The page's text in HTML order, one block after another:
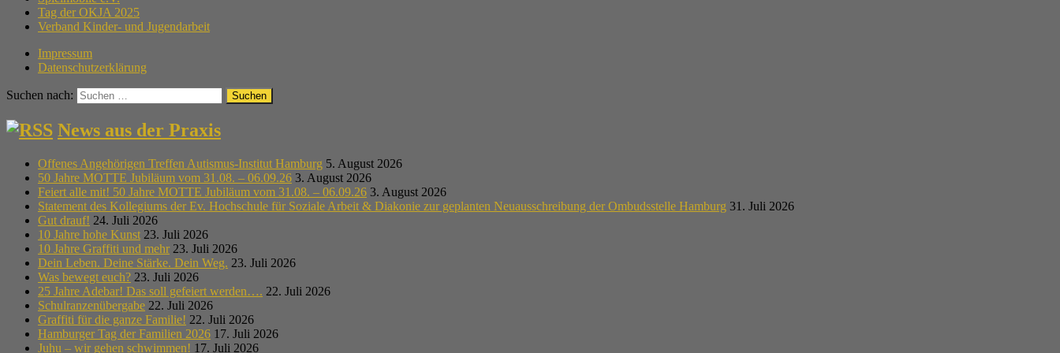
Tag der OKJA 2025
Verband Kinder- und Jugendarbeit
Impressum
Datenschutzerklärung
Suchen nach:
News aus der Praxis
Offenes Angehörigen Treffen Autismus-Institut Hamburg 5. August 2026
50 Jahre MOTTE Jubiläum vom 31.08. – 06.09.26 3. August 2026
Feiert alle mit! 50 Jahre MOTTE Jubiläum vom 31.08. – 06.09.26 3. August 2026
Statement des Kollegiums der Ev. Hochschule für Soziale Arbeit & Diakonie zur geplanten Neuausschreibung der Ombudsstelle Hamburg 31. Juli 2026
Gut drauf! 24. Juli 2026
10 Jahre hohe Kunst 23. Juli 2026
10 Jahre Graffiti und mehr 23. Juli 2026
Dein Leben. Deine Stärke. Dein Weg. 23. Juli 2026
Was bewegt euch? 23. Juli 2026
25 Jahre Adebar! Das soll gefeiert werden…. 22. Juli 2026
Schulranzenübergabe 22. Juli 2026
Graffiti für die ganze Familie! 22. Juli 2026
Hamburger Tag der Familien 2026 17. Juli 2026
Juhu – wir gehen schwimmen! 17. Juli 2026